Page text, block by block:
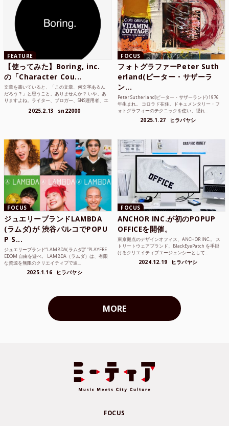
FEATURE
【使ってみた】Boring, inc.
の「Character Cou...
文章を書いていると、「この文章、何文字あるん
だろう？」と思うこと、ありませんか？ いや、あ
りますよね。ライター、ブロガー、SNS運用者、エ
2025.2.13 sn22000
FOCUS
フォトグラファーPeter Suth
erland(ピーター・サザーラ
ン...
Peter Sutherland(ピーター・サザーランド) 1976
年生まれ。 コロラド在住。ドキュメンタリー・フ
ォトグラフィーのテクニックを使い、隠れ...
2025.1.27 ヒラバヤシ
FOCUS
ジュエリーブランドLAMBDA
(ラムダ)が 渋谷パルコでPOPU
P S...
ジュエリーブランド“LAMBDA( ラムダ))” “PLAYFRE
EDOM 自由を遊べ。 LAMBDA（ラムダ）は、有限
な資源を無限のクリエイティブで追...
2025.1.16 ヒラバヤシ
FOCUS
ANCHOR INC.が初のPOPUP
OFFICEを開催。
東京拠点のデザインオフィス、ANCHOR INC.。 ス
トリートウェアブランド、BlackEyePatch を手掛
けるクリエイティブエージェンシーとして...
2024.12.19 ヒラバヤシ
MORE
FOCUS